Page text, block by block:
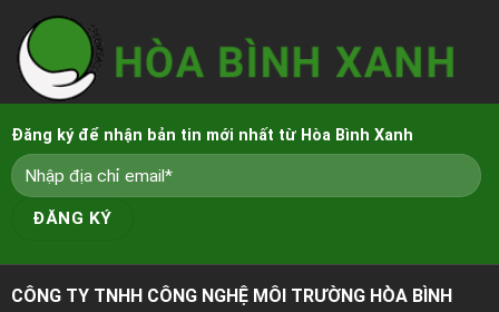
Đăng ký để nhận bản tin mới nhất từ Hòa Bình Xanh
CÔNG TY TNHH CÔNG NGHỆ MÔI TRƯỜNG HÒA BÌNH